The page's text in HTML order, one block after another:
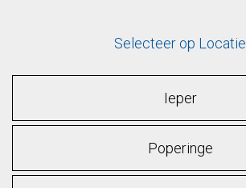
Selecteer op Locatie
Ieper
Poperinge